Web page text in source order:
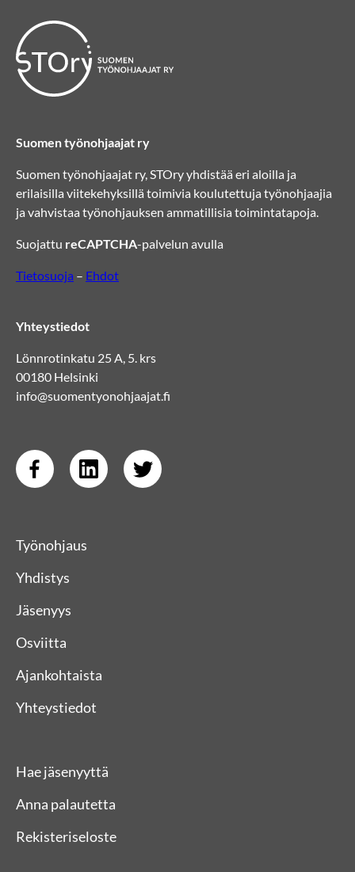
Suomen työnohjaajat ry
Suomen työnohjaajat ry, STOry yhdistää eri aloilla ja
erilaisilla viitekehyksillä toimivia koulutettuja työnohjaajia
ja vahvistaa työnohjauksen ammatillisia toimintatapoja.
Suojattu reCAPTCHA-palvelun avulla
Tietosuoja – Ehdot
Yhteystiedot
Lönnrotinkatu 25 A, 5. krs
00180 Helsinki
info@suomentyonohjaajat.fi
Työnohjaus
Yhdistys
Jäsenyys
Osviitta
Ajankohtaista
Yhteystiedot
Hae jäsenyyttä
Anna palautetta
Rekisteriseloste